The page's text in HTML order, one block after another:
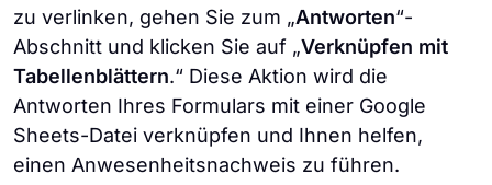
zu verlinken, gehen Sie zum „Antworten“-
Abschnitt und klicken Sie auf „Verknüpfen mit
Tabellenblättern.“ Diese Aktion wird die
Antworten Ihres Formulars mit einer Google
Sheets-Datei verknüpfen und Ihnen helfen,
einen Anwesenheitsnachweis zu führen.